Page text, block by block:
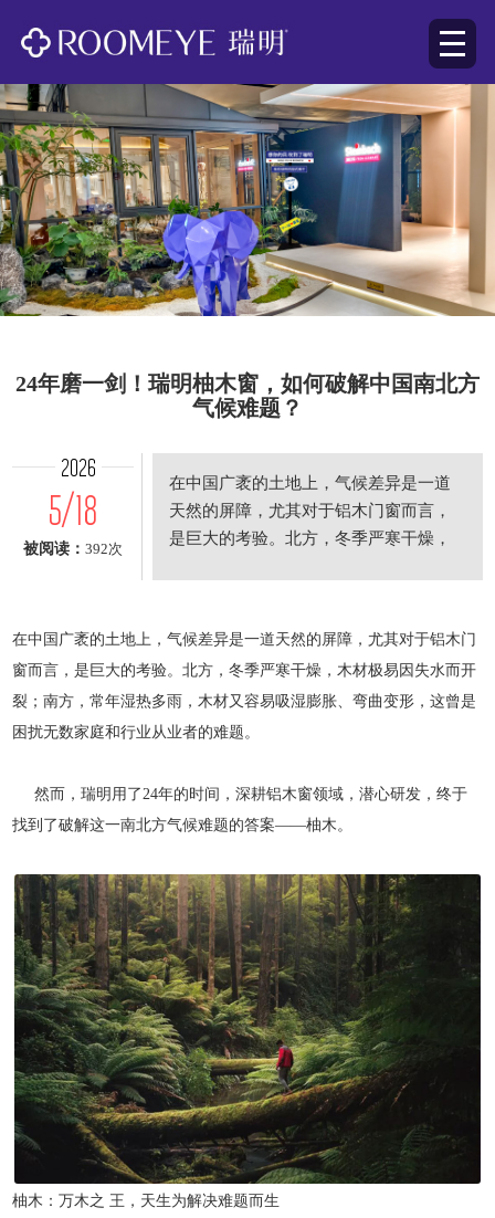
24年磨一剑！瑞明柚木窗，如何破解中国南北方
气候难题？
2026
5/18
被阅读：392次
在中国广袤的土地上，气候差异是一道
天然的屏障，尤其对于铝木门窗而言，
是巨大的考验。北方，冬季严寒干燥，
在中国广袤的土地上，气候差异是一道天然的屏障，尤其对于铝木门
窗而言，是巨大的考验。北方，冬季严寒干燥，木材极易因失水而开
裂；南方，常年湿热多雨，木材又容易吸湿膨胀、弯曲变形，这曾是
困扰无数家庭和行业从业者的难题。
然而，瑞明用了24年的时间，深耕铝木窗领域，潜心研发，终于
找到了破解这一南北方气候难题的答案——柚木。
柚木：万木之 王，天生为解决难题而生